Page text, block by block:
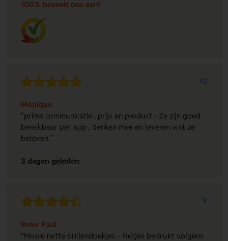
100% beveelt ons aan!
10
Monique
"prima communicatie , prijs en product - Ze zijn goed
bereikbaar per app , denken mee en leveren wat ze
beloven."
3 dagen geleden
9
Peter Paul
"Mooie nette brillendoekjes - Netjes bedrukt volgens